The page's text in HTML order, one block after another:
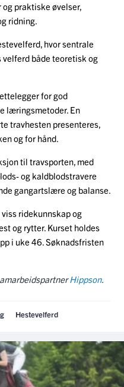
praktiske øvelser,
ridning.
hvor sentrale
både teoretisk og
for god
læringsmetoder. En
travhesten presenteres,
og for hånd.
til travsporten, med
og kaldblodstravere
gangartslære og balanse.
ridekunnskap og
og rytter. Kurset holdes
i uke 46. Søknadsfristen
Hippson.
Hestevelferd